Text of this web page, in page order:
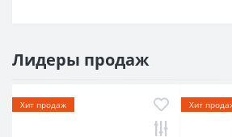
Лидеры продаж
Хит продаж Хит